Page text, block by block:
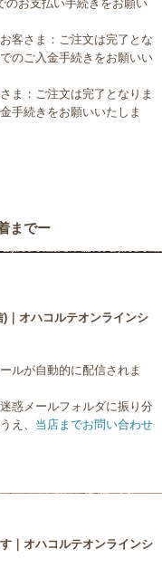
のお支払い手続きをお願い
客さま：ご注文は完了とな
のご入金手続きをお願いい
ま：ご注文は完了となりま
手続きをお願いいたしま
までー
)｜オハコルテオンラインシ
ルが自動的に配信されま
惑メールフォルダに振り分
え、 当店までお問い合わせ
｜オハコルテオンラインシ